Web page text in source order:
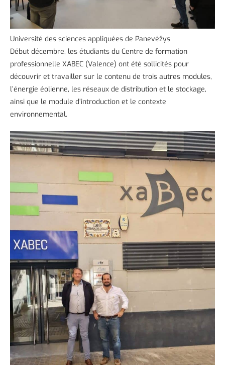
Université des sciences appliquées de Panevėžys
Début décembre, les étudiants du Centre de formation
professionnelle XABEC (Valence) ont été sollicités pour
découvrir et travailler sur le contenu de trois autres modules,
l’énergie éolienne, les réseaux de distribution et le stockage,
ainsi que le module d’introduction et le contexte
environnemental.